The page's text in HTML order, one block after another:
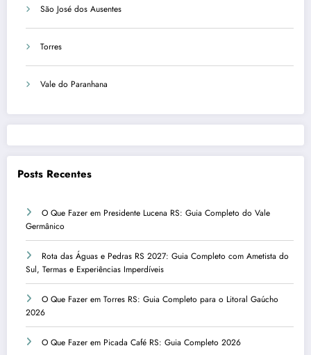
São José dos Ausentes
Torres
Vale do Paranhana
Posts Recentes
O Que Fazer em Presidente Lucena RS: Guia Completo do Vale
Germânico
Rota das Águas e Pedras RS 2027: Guia Completo com Ametista do
Sul, Termas e Experiências Imperdíveis
O Que Fazer em Torres RS: Guia Completo para o Litoral Gaúcho
2026
O Que Fazer em Picada Café RS: Guia Completo 2026